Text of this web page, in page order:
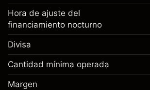
Ajuste de financiamiento
nocturno
Cargos por el valor total de la
Margen. Tu inversión
Hora de ajuste del
financiamiento nocturno
Divisa
Cantidad mínima operada
Margen